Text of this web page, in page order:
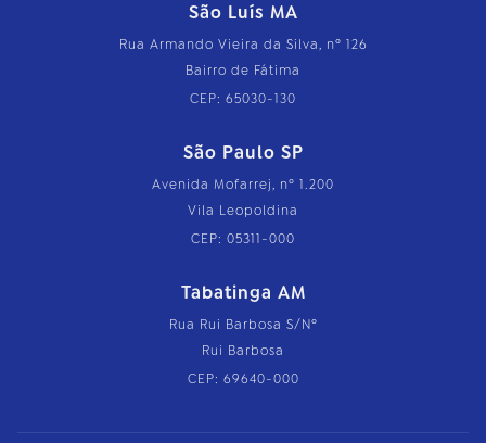
São Luís MA
Rua Armando Vieira da Silva, nº 126
Bairro de Fátima
CEP: 65030-130
São Paulo SP
Avenida Mofarrej, nº 1.200
Vila Leopoldina
CEP: 05311-000
Tabatinga AM
Rua Rui Barbosa S/Nº
Rui Barbosa
CEP: 69640-000